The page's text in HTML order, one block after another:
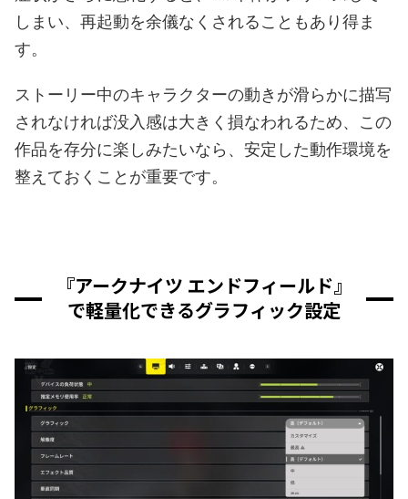
しまい、再起動を余儀なくされることもあり得ま
す。
ストーリー中のキャラクターの動きが滑らかに描写
されなければ没入感は大きく損なわれるため、この
作品を存分に楽しみたいなら、安定した動作環境を
整えておくことが重要です。
『アークナイツ エンドフィールド』
で軽量化できるグラフィック設定